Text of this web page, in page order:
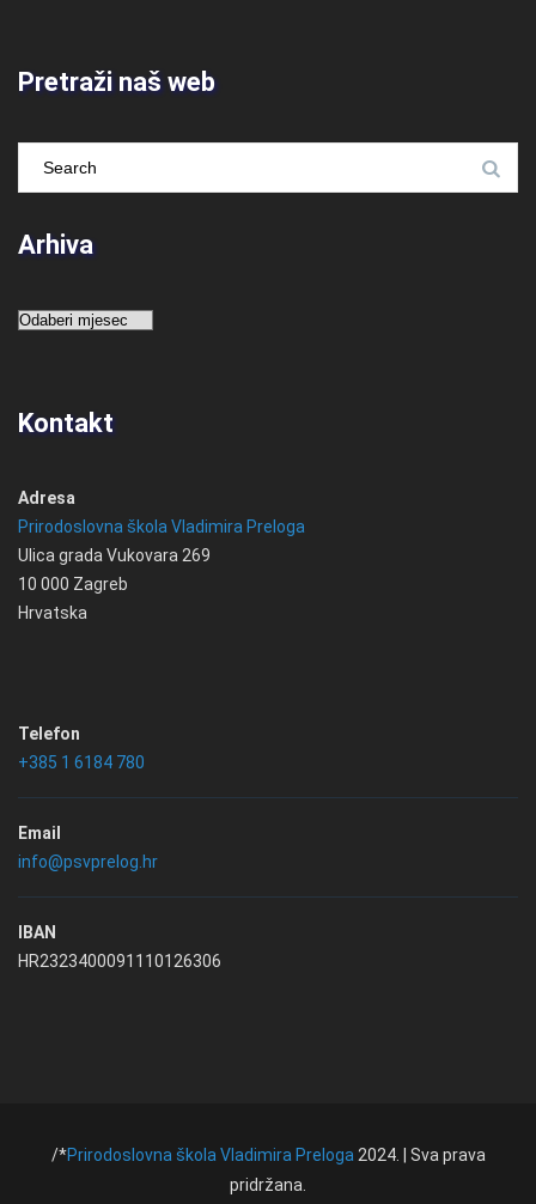
Pretraži naš web
Arhiva
Arhiva
Kontakt
Adresa
Prirodoslovna škola Vladimira Preloga
Ulica grada Vukovara 269
10 000 Zagreb
Hrvatska
Telefon
+385 1 6184 780
Email
info@psvprelog.hr
IBAN
HR2323400091110126306
/*Prirodoslovna škola Vladimira Preloga 2024. | Sva prava
pridržana.